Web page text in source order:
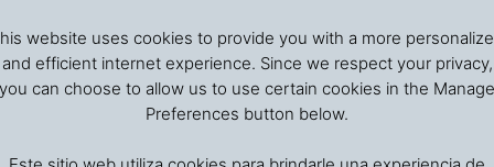
website uses cookies to provide you with a more
and efficient internet experience. Since we respect your privacy,
you can choose to allow us to use certain cookies in the Manage
Preferences button below.